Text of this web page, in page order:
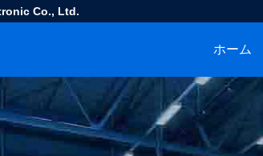
Co., Ltd.
ホーム